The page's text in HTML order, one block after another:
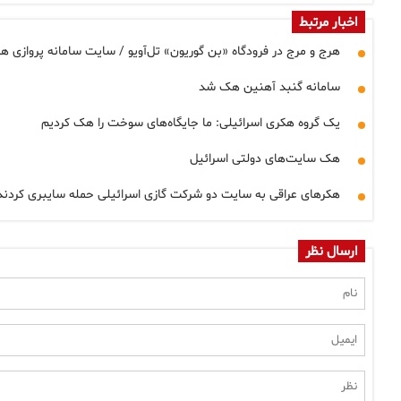
اخبار مرتبط
هرج و مرج در فرودگاه «بن گوریون» تل‌آویو / سایت سامانه
سامانه گنبد آهنین هک شد
یک گروه هکری اسرائیلی: ما جایگاه‌های سوخت را هک کردیم
هک سایت‌های دولتی اسرائیل
هکرهای عراقی به سایت دو شرکت گازی اسرائیلی حمله سایبری
ارسال نظر